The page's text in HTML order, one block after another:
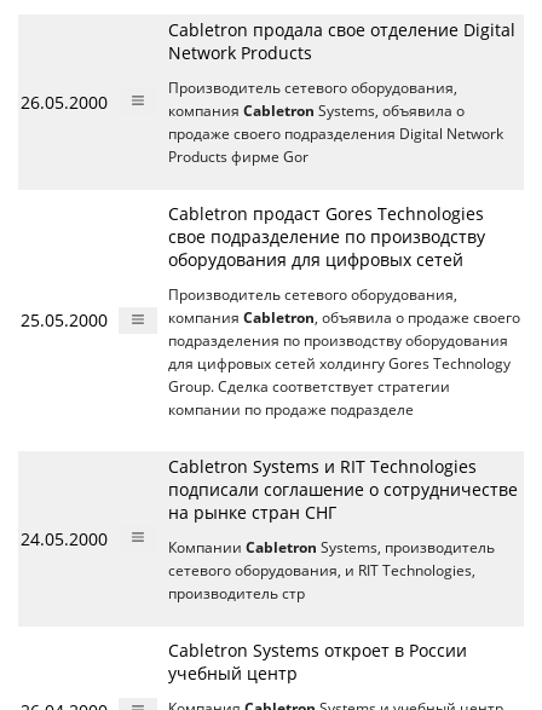
26.05.2000
Cabletron продала свое отделение Digital
Network Products
Производитель сетевого оборудования,
компания Cabletron Systems, объявила о
продаже своего подразделения Digital Network
Products фирме Gor
25.05.2000
Cabletron продаст Gores Technologies
свое подразделение по производству
оборудования для цифровых сетей
Производитель сетевого оборудования,
компания Cabletron, объявила о продаже своего
подразделения по производству оборудования
для цифровых сетей холдингу Gores Technology
Group. Сделка соответствует стратегии
компании по продаже подразделе
24.05.2000
Cabletron Systems и RIT Technologies
подписали соглашение о сотрудничестве
на рынке стран СНГ
Компании Cabletron Systems, производитель
сетевого оборудования, и RIT Technologies,
производитель стр
Cabletron Systems откроет в России
учебный центр